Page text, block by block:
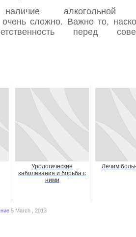
алкогольной
очень сложно. Важно то,
перед
Урологические
заболевания и борьба с
ними
Лечим
5 March , 2013